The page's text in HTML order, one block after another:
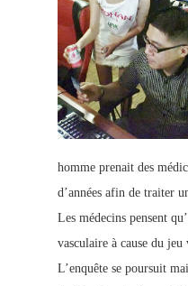
homme prenait des
d’années afin de traiter
Les médecins pensent
vasculaire à cause du jeu
L’enquête se poursuit